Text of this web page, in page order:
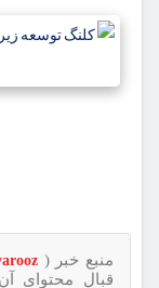
منبع خبر (
قبال محتوای